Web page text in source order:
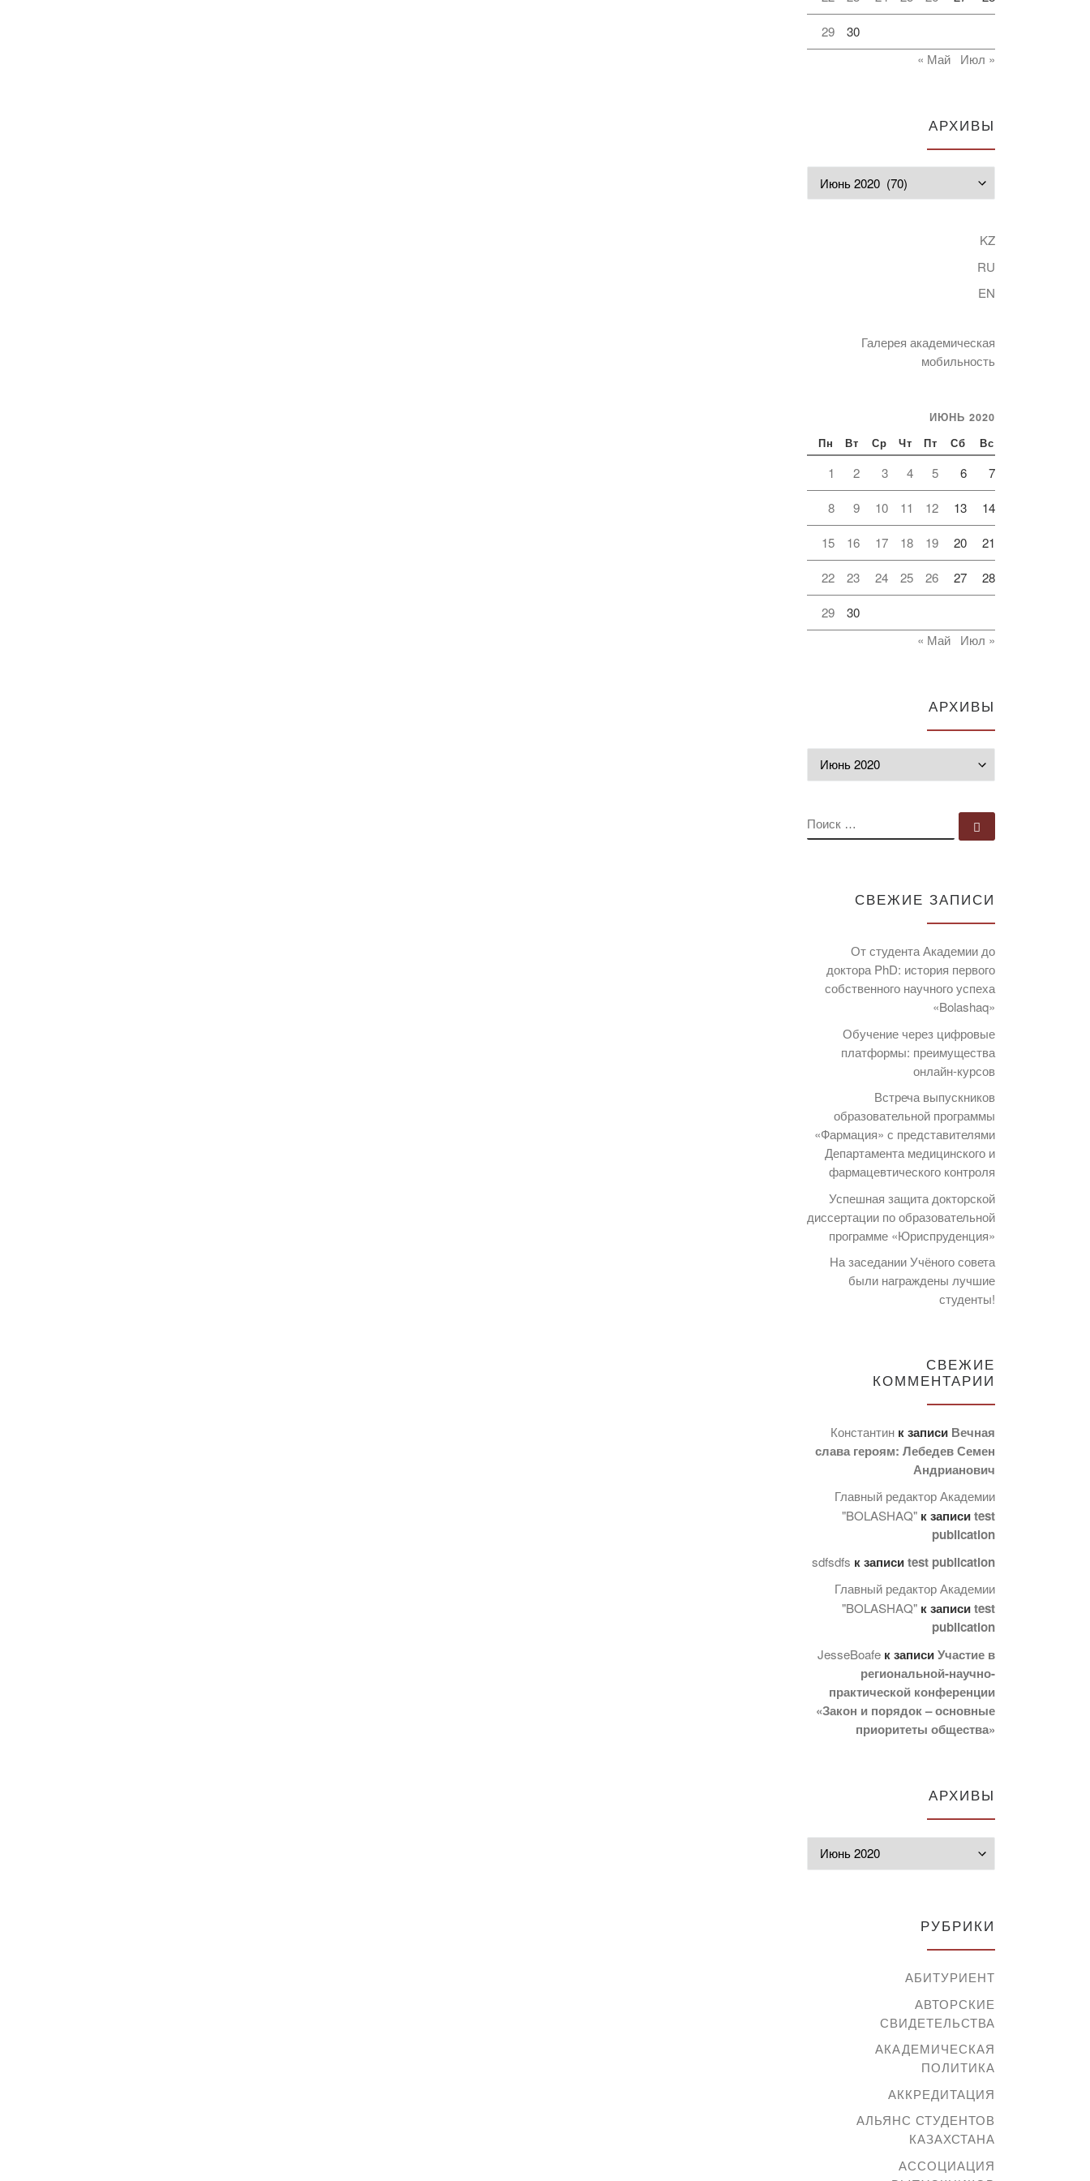
29
30
« Май
Июл »
АРХИВЫ
KZ
RU
EN
Галерея академическая
мобильность
ИЮНЬ 2020
Пн Вт Ср Чт Пт Сб Вс
1 2 3 4 5 6 7
8 9 10 11 12 13 14
15 16 17 18 19 20 21
22 23 24 25 26 27 28
29
30
« Май
Июл »
АРХИВЫ
ПОИСК
СВЕЖИЕ ЗАПИСИ
От студента Академии до
доктора PhD: история первого
собственного научного успеха
«Bolashaq»
Обучение через цифровые
платформы: преимущества
онлайн-курсов
Встреча выпускников
образовательной программы
«Фармация» с представителями
Департамента медицинского и
фармацевтического контроля
Успешная защита докторской
диссертации по образовательной
программе «Юриспруденция»
На заседании Учёного совета
были награждены лучшие
студенты!
СВЕЖИЕ
КОММЕНТАРИИ
Константин к записи Вечная
слава героям: Лебедев Семен
Андрианович
Главный редактор Академии
"BOLASHAQ" к записиtest
publication
sdfsdfs к записиtest publication
Главный редактор Академии
"BOLASHAQ" к записиtest
publication
JesseBoafe к записиУчастие в
региональной-научно-
практической конференции
«Закон и порядок – основные
приоритеты общества»
АРХИВЫ
РУБРИКИ
АБИТУРИЕНТ
АВТОРСКИЕ
СВИДЕТЕЛЬСТВА
АКАДЕМИЧЕСКАЯ
ПОЛИТИКА
АККРЕДИТАЦИЯ
АЛЬЯНС СТУДЕНТОВ
КАЗАХСТАНА
АССОЦИАЦИЯ